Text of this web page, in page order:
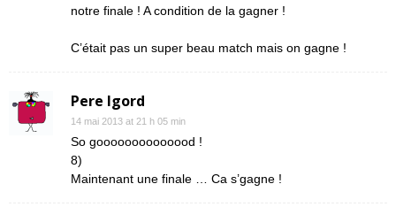
notre finale ! A condition de la gagner !
C’était pas un super beau match mais on gagne !
Pere Igord
14 mai 2013 at 21 h 05 min
So goooooooooooood !
8)
Maintenant une finale … Ca s’gagne !